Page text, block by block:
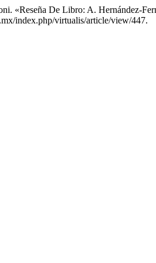
«Reseña De Libro: A. Hernández-
index.php/virtualis/article/view/447.